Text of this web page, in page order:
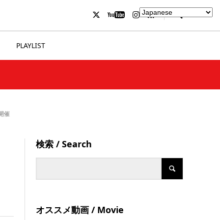
PLAYLIST
催
検索 / Search
オススメ動画 / Movie